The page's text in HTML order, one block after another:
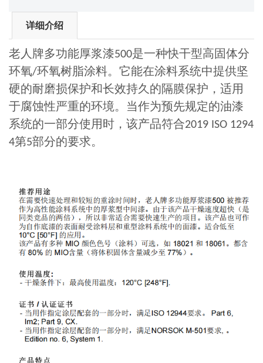
详细介绍
老人牌多功能厚浆漆500是一种快干型高固体分
环氧/环氧树脂涂料。它能在涂料系统中提供坚
硬的耐磨损保护和长效持久的隔膜保护，适用
于腐蚀性严重的环境。当作为预先规定的油漆
系统的一部分使用时，该产品符合2019 ISO 1294
4第5部分的要求。